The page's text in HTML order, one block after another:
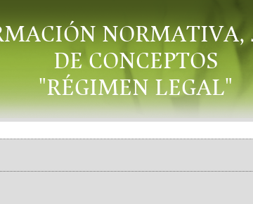
NORMATIVA,
DE CONCEPTOS
"RÉGIMEN LEGAL"